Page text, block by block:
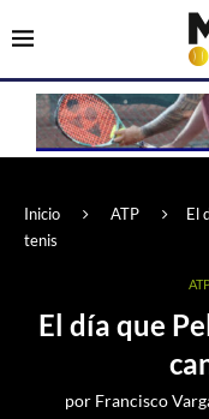
Inicio ATP
El
tenis
El día que
por Francisco